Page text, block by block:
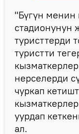
"Бүгүн менин
стадионунун
туристтерди
туристти
нерселерди
чуркап
уурдап
ал.